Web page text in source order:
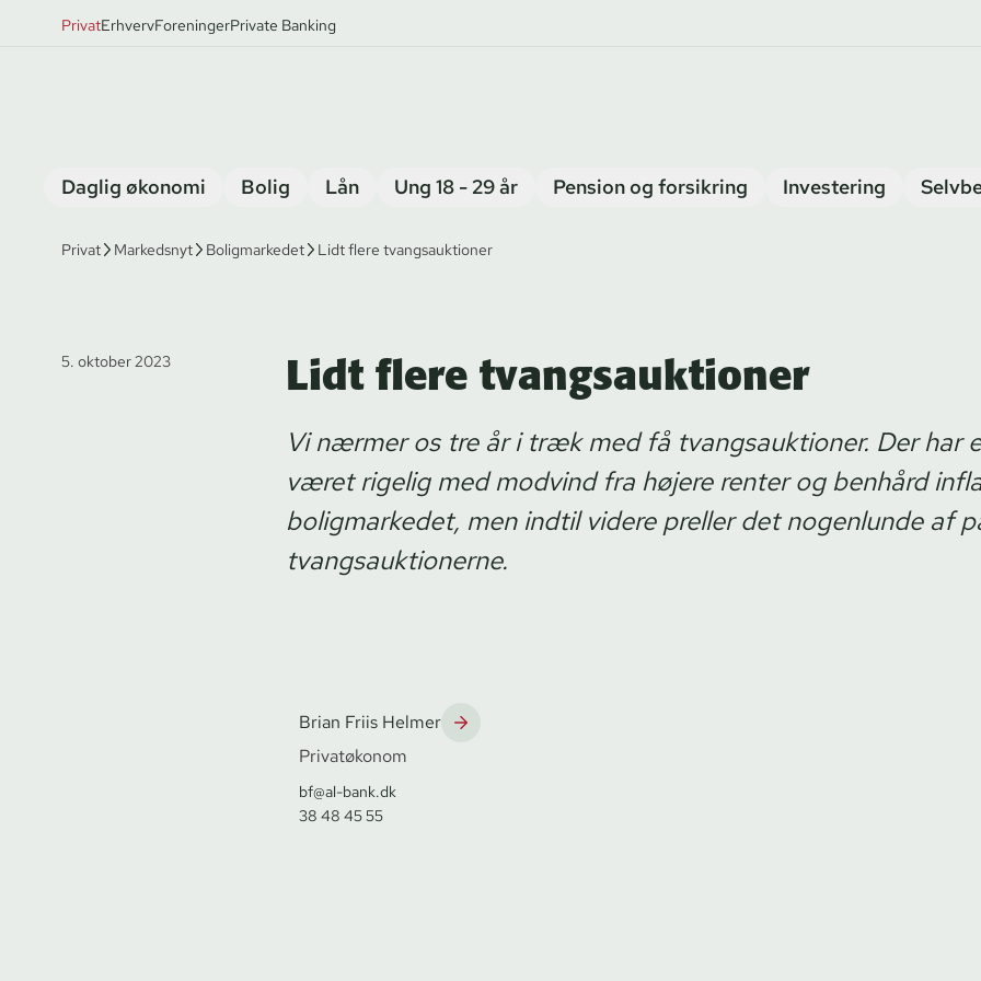
PrivatErhvervForeningerPrivate Banking
Daglig økonomi Bolig Lån Ung 18 - 29 år Pension og forsikring Investering
Privat Markedsnyt Boligmarkedet Lidt flere tvangsauktioner
5. oktober 2023 Lidt flere tvangsauktioner
Vi nærmer os tre år i træk med få tvangsauktioner. Der har
været rigelig med modvind fra højere renter og benhård
boligmarkedet, men indtil videre preller det nogenlunde af
tvangsauktionerne.
Brian Friis Helmer
Privatøkonom
bf@al-bank.dk
38 48 45 55